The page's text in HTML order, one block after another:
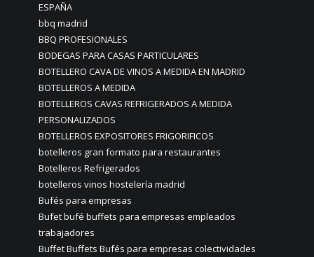
ESPAÑA
bbq madrid
BBQ PROFESIONALES
BODEGAS PARA CASAS PARTICULARES
BOTELLERO CAVA DE VINOS A MEDIDA EN MADRID
BOTELLEROS A MEDIDA
BOTELLEROS CAVAS REFRIGERADOS A MEDIDA
PERSONALIZADOS
BOTELLEROS EXPOSITORES FRIGORIFICOS
botelleros gran formato para restaurantes
Botelleros Refrigerados
botelleros vinos hostelería madrid
Bufés para empresas
Bufet bufé buffets para empresas empleados
trabajadores
Buffet Buffets Bufés para empresas colectividades